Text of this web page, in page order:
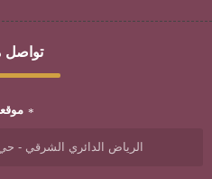
تواصل
الرياض الدائري الشرقي - حي